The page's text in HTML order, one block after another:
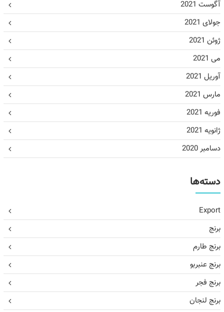
آگوست 2021
جولای 2021
ژوئن 2021
می 2021
آوریل 2021
مارس 2021
فوریه 2021
ژانویه 2021
دسامبر 2020
دسته‌ها
Export
برنج
برنج طارم
برنج عنبربو
برنج فجر
برنج لنجان